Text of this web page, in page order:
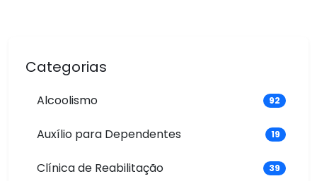
Categorias
Alcoolismo 92
Auxílio para Dependentes 19
Clínica de Reabilitação 39